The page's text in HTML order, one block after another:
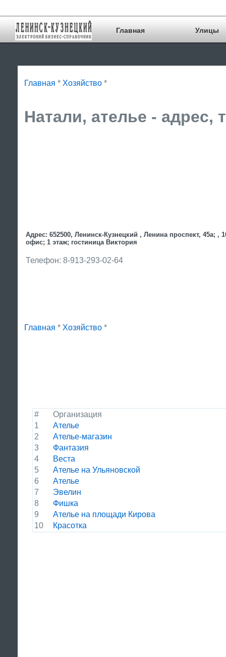
Главная Улицы
Главная * Хозяйство *
Натали, ателье - адрес,
Адрес: 652500, Ленинск-Кузнецкий , Ленина проспект, 45а; ,
офис; 1 этаж; гостиница Виктория
Телефон: 8-913-293-02-64
Главная * Хозяйство *
#
Организация
1
Ателье
2
Ателье-магазин
3
Фантазия
4
Веста
5
Ателье на Ульяновской
6
Ателье
7
Эвелин
8
Фишка
9
Ателье на площади Кирова
10
Красотка